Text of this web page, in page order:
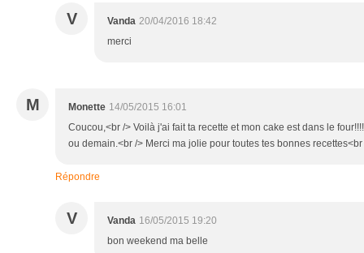
V Vanda 20/04/2016 18:42
merci
M Monette 14/05/2015 16:01
Coucou,<br /> Voilà j'ai fait ta recette et mon cake est dans le
ou demain.<br /> Merci ma jolie pour toutes tes bonnes
Répondre
V Vanda 16/05/2015 19:20
bon weekend ma belle